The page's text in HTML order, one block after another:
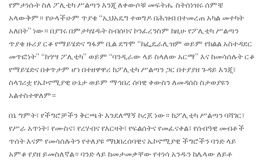
የምታነሱት ስለ ፖሊቲካ ሥልጣን እንጂ ለቀውሶቹ መፍትሔ ስትሰነዝሩ ሰምቼ
አላውቅም። የሁላችሁም ጥያቄ “ኢህአዴግ ተወግዶ በሕዝብ በተመረጠ አካል መተካት
አለበት” ነው። በያገሩ በምታካሄዱት ስብሰባና ኮንፈረንስም ከዚሁ የፖሊቲካ ሥልጣን
ጥያቄ ዙሪያ ርቆ የማይሄድና ግፋም ቢል ደግሞ “ከፌዴራሊዝም ወይም የክልል አስተዳደር
መጥፎነት” “ከጎሣ ፖሊቲካ” ወይም “ባንዲራው ላይ ስላለው አርማ” እና ከመሳሰሉት ርቆ
የማይሄድና በቀጥታም ሆነ በተዘዋዋሪ ከፖሊቲካ ሥልጣን ጋር በተያያዘ ጉዳይ እንጂ፣
ስላገሪቷ የኤኮኖሚያዊ ሁኔታ ወይም ማኅበረ ሰባዊ ቀውስን ለመዳሰስ ስታወያዩን
አልተስተዋለም።
በኔ ግምት፣ የችግሮቻችን ቅርጫት እንደለማኝ ኮረጆ ነው። ከፖሊቲካ ሥልጣን ባሻገር፣
የሥራ አጥነት፣ የሙስና፣ የረሃብና የእርዛት፣ የፍልሰትና የመፈናቀል፣ የሰብዓዊ መብቶች
ጥሰት እናም የመሳሰሉትን የተለያዩ ማህበረሰባዊና ኤኮኖሚያዊ ችግሮችን ባንድ ላይ
አምቆ የያዘ ይመስለኛል። ባንድ ላይ ከመታመቃቸው የተነሳ አንዱን ከሌላው ለይቶ